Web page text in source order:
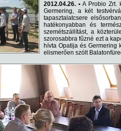
2012.04.26. •A Probio Zrt.
Germering, a két
tapasztalatcsere
hatékonyabban és
szemétszállítást, a
szorosabbra fűzné ezt a
hívta Opatija és Germering
elismerően szólt